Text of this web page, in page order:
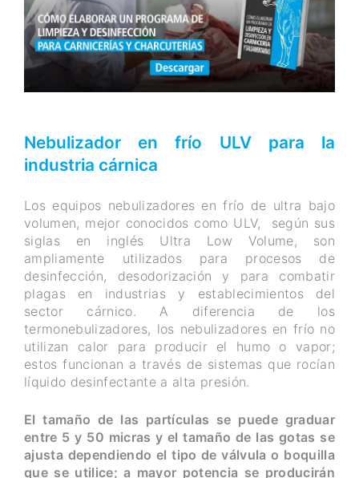
Nebulizador en frío ULV para la
industria cárnica
Los equipos nebulizadores en frío de ultra bajo
volumen, mejor conocidos como ULV, según sus
siglas en inglés Ultra Low Volume, son
ampliamente utilizados para procesos de
desinfección, desodorización y para combatir
plagas en industrias y establecimientos del
sector cárnico. A diferencia de los
termonebulizadores, los nebulizadores en frío no
utilizan calor para producir el humo o vapor;
estos funcionan a través de sistemas que rocían
líquido desinfectante a alta presión.
El tamaño de las partículas se puede graduar
entre 5 y 50 micras y el tamaño de las gotas se
ajusta dependiendo el tipo de válvula o boquilla
que se utilice; a mayor potencia se producirán